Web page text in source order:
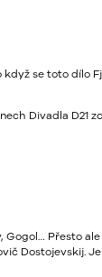
se toto dílo
Divadla D21
Přesto
Dostojevskij.